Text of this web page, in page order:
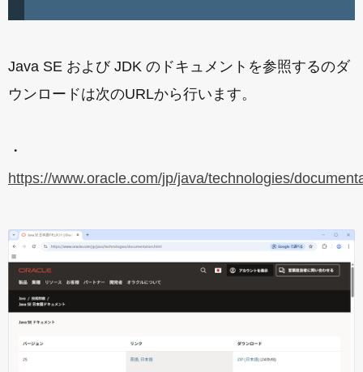
Java SE および JDK のドキュメントを参照するのダ
ウンロードは次のURLから行います。
・
https://www.oracle.com/jp/java/technologies/